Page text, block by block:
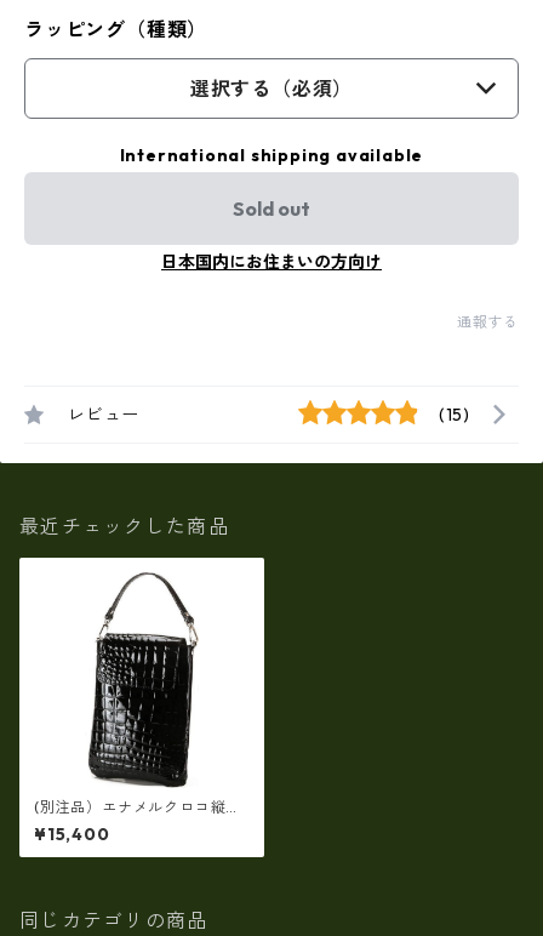
ラッピング（種類）
選択する（必須）
International shipping available
Sold out
日本国内にお住まいの方向け
通報する
レビュー (15)
最近チェックした商品
(別注品）エナメルクロコ縦型
ポシェット（総革）
¥15,400
同じカテゴリの商品